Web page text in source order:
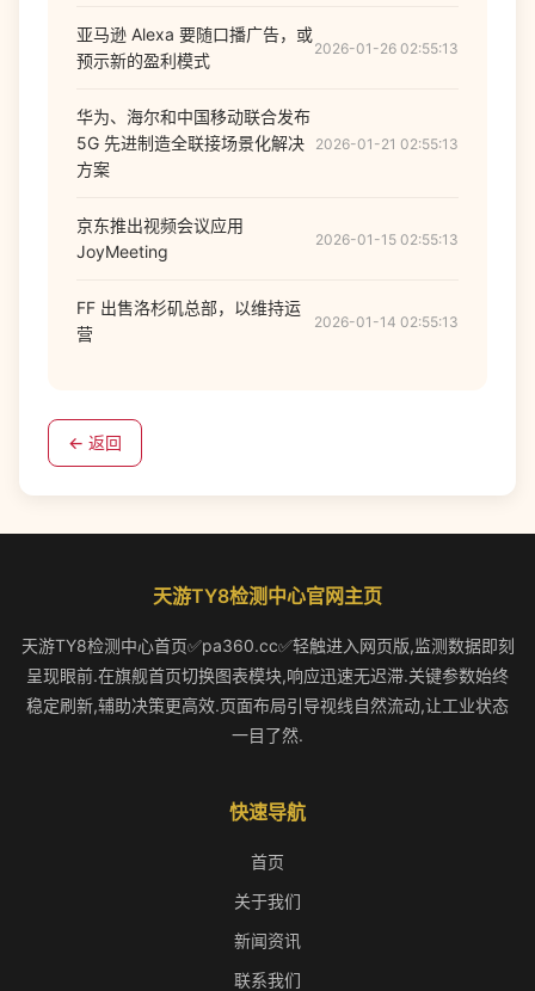
亚马逊 Alexa 要随口播广告，或
预示新的盈利模式
2026-01-26 02:55:13
华为、海尔和中国移动联合发布
5G 先进制造全联接场景化解决
方案
2026-01-21 02:55:13
京东推出视频会议应用
JoyMeeting
2026-01-15 02:55:13
FF 出售洛杉矶总部，以维持运
营
2026-01-14 02:55:13
← 返回
天游TY8检测中心官网主页
天游TY8检测中心首页✅pa360.cc✅轻触进入网页版,监测数据即刻
呈现眼前.在旗舰首页切换图表模块,响应迅速无迟滞.关键参数始终
稳定刷新,辅助决策更高效.页面布局引导视线自然流动,让工业状态
一目了然.
快速导航
首页
关于我们
新闻资讯
联系我们